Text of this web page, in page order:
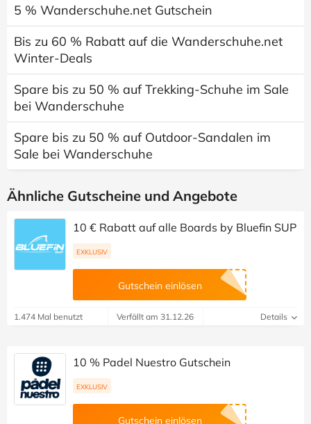
5 % Wanderschuhe.net Gutschein
Bis zu 60 % Rabatt auf die Wanderschuhe.net
Winter-Deals
Spare bis zu 50 % auf Trekking-Schuhe im Sale
bei Wanderschuhe
Spare bis zu 50 % auf Outdoor-Sandalen im
Sale bei Wanderschuhe
Ähnliche Gutscheine und Angebote
10 € Rabatt auf alle Boards by Bluefin SUP
EXKLUSIV
Gutschein einlösen
1.474 Mal benutzt Verfällt am 31.12.26 Details
10 % Padel Nuestro Gutschein
EXKLUSIV
Gutschein einlösen